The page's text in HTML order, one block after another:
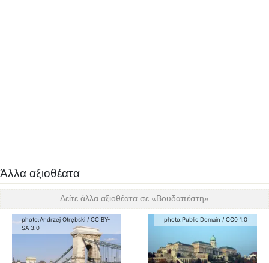
Άλλα αξιοθέατα
Δείτε άλλα αξιοθέατα σε «Βουδαπέστη»
photo:Andrzej Otrębski / CC BY-
SA 3.0
photo:Public Domain / CC0 1.0